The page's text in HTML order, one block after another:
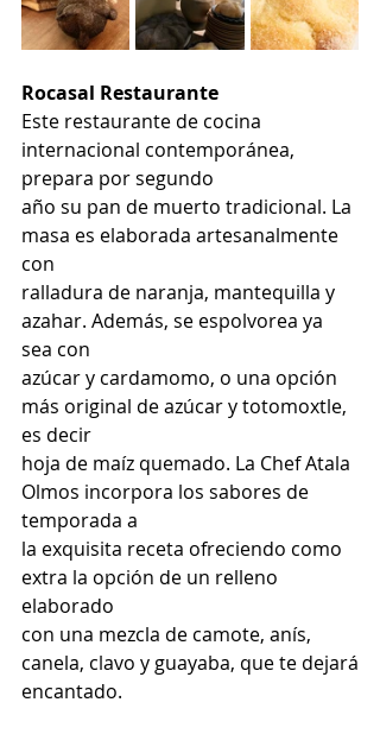
Rocasal Restaurante
Este restaurante de cocina
internacional contemporánea,
prepara por segundo
año su pan de muerto tradicional. La
masa es elaborada artesanalmente
con
ralladura de naranja, mantequilla y
azahar. Además, se espolvorea ya
sea con
azúcar y cardamomo, o una opción
más original de azúcar y totomoxtle,
es decir
hoja de maíz quemado. La Chef Atala
Olmos incorpora los sabores de
temporada a
la exquisita receta ofreciendo como
extra la opción de un relleno
elaborado
con una mezcla de camote, anís,
canela, clavo y guayaba, que te dejará
encantado.